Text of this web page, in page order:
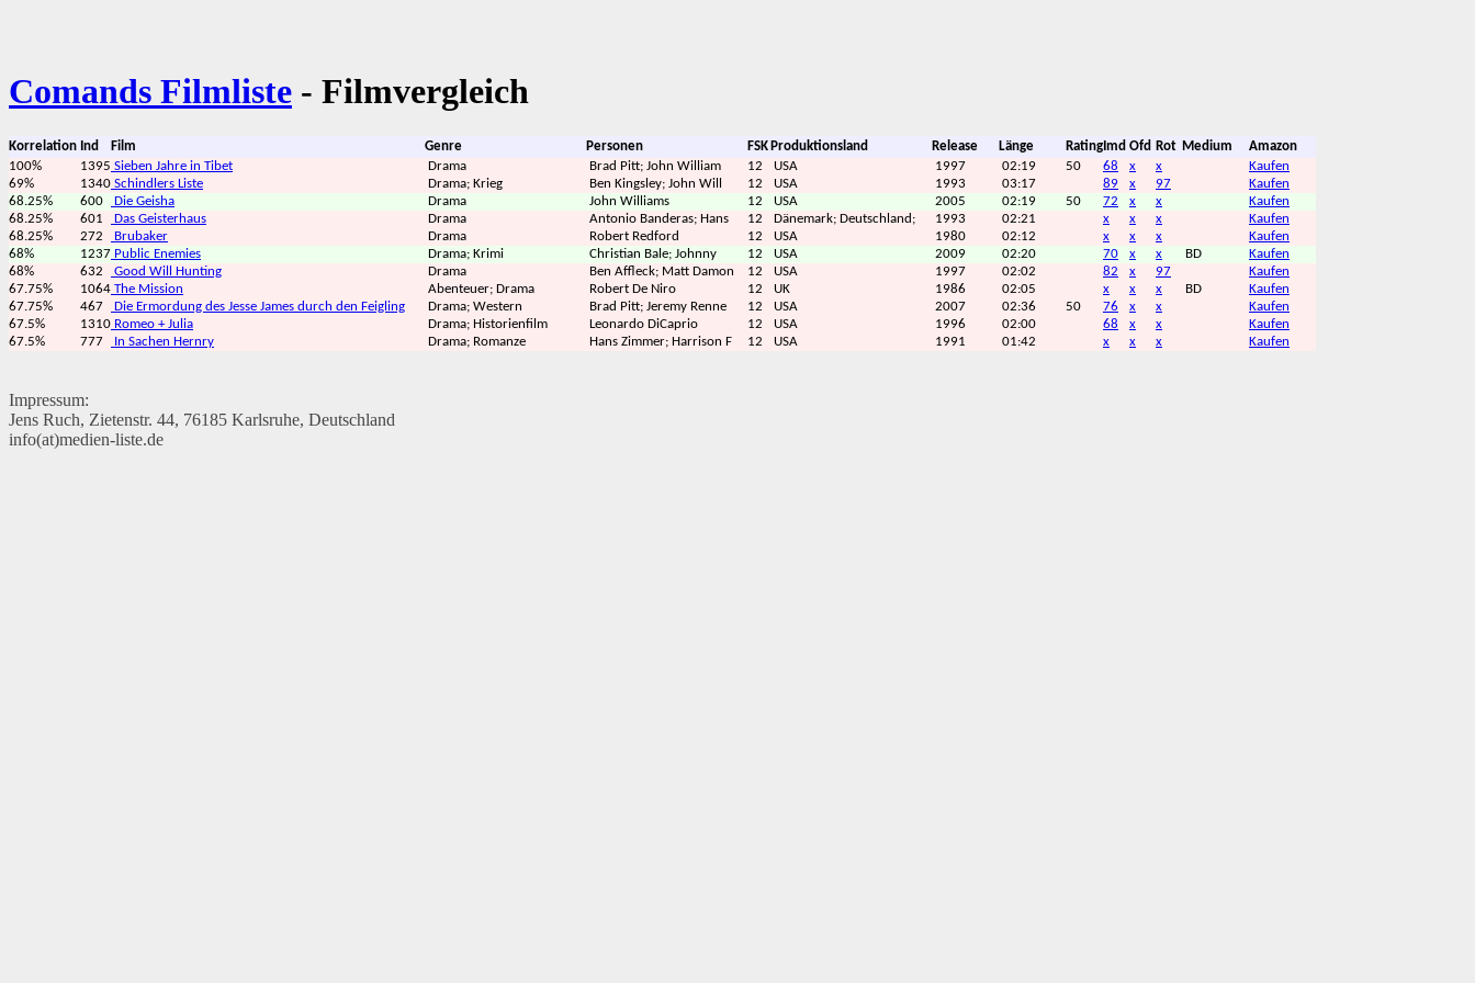
Comands Filmliste - Filmvergleich
Korrelation Ind Film Genre Personen FSK Produktionsland Release Länge Rating Imd Ofd Rot Medium
Amazon
100%
1395 Sieben Jahre in Tibet Drama Brad Pitt; John William 12 USA 1997 02:19 50 68 x x
Kaufen
69%
1340 Schindlers Liste Drama; Krieg Ben Kingsley; John Will 12 USA 1993 03:17 89 x 97
Kaufen
68.25%
600 Die Geisha Drama John Williams 12 USA 2005 02:19 50 72 x x
Kaufen
68.25%
601 Das Geisterhaus Drama Antonio Banderas; Hans 12 Dänemark; Deutschland; 1993 02:21 x x x
Kaufen
68.25%
272 Brubaker Drama Robert Redford 12 USA 1980 02:12 x x x
Kaufen
68%
1237 Public Enemies Drama; Krimi Christian Bale; Johnny 12 USA 2009 02:20 70 x x BD
Kaufen
68%
632 Good Will Hunting Drama Ben Affleck; Matt Damon 12 USA 1997 02:02 82 x 97
Kaufen
67.75%
1064 The Mission Abenteuer; Drama Robert De Niro 12 UK 1986 02:05 x x x BD
Kaufen
67.75%
467 Die Ermordung des Jesse James durch den Feigling Drama; Western Brad Pitt; Jeremy Renne 12 USA 2007 02:36 50 76 x x
Kaufen
67.5%
1310 Romeo + Julia Drama; Historienfilm Leonardo DiCaprio 12 USA 1996 02:00 68 x x
Kaufen
67.5%
777 In Sachen Hernry Drama; Romanze Hans Zimmer; Harrison F 12 USA 1991 01:42 x x x Kaufen
Impressum:
Jens Ruch, Zietenstr. 44, 76185 Karlsruhe, Deutschland
info(at)medien-liste.de